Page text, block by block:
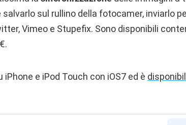
sul rullino della fotocamer, inviarlo
Vimeo e Stupefix. Sono disponibili
iPhone e iPod Touch con iOS7 ed è